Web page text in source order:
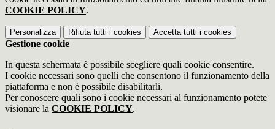
COOKIE POLICY.
Personalizza Rifiuta tutti i cookies Accetta tutti i cookies
Gestione cookie
In questa schermata è possibile scegliere quali cookie consentire.
I cookie necessari sono quelli che consentono il funzionamento della
piattaforma e non è possibile disabilitarli.
Per conoscere quali sono i cookie necessari al funzionamento potete
visionare la COOKIE POLICY.